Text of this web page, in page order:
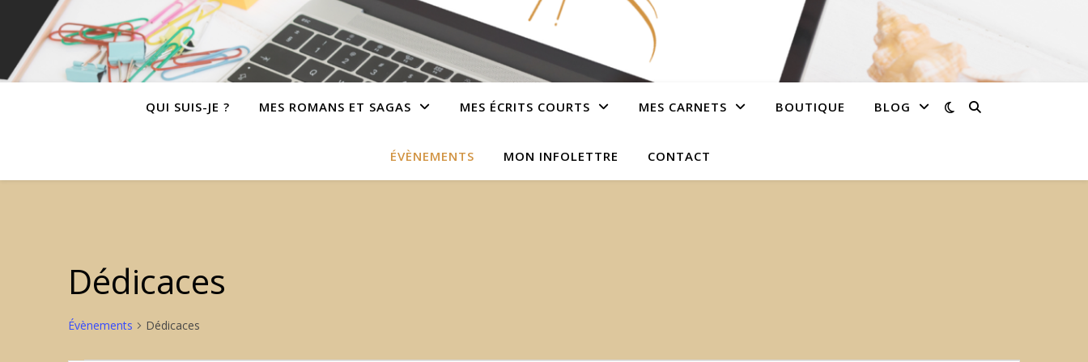
QUI SUIS-JE ? MES ROMANS ET SAGAS MES ÉCRITS COURTS MES CARNETS BOUTIQUE BLOG
ÉVÈNEMENTS MON INFOLETTRE CONTACT
Dédicaces
Évènements Dédicaces